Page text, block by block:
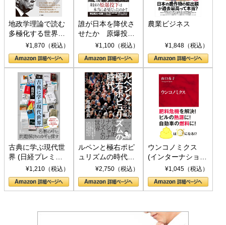
地政学理論で読む
多極化する世界：
トランプとBRICS
の挑戦
¥1,870（税込）
誰が日本を降伏さ
せたか 原爆投
下、ソ連参戦、そ
して聖断 (PHP新
書)
¥1,100（税込）
農業ビジネス
¥1,848（税込）
古典に学ぶ現代世
界 (日経プレミア
シリーズ)¥1,210（税込）
ルペンと極右ポピ
ュリズムの時代：
〈ヤヌス〉の二つ
の顔
¥2,750（税込）
ウンコノミクス
(インターナショナ
ル新書)¥1,045（税込）